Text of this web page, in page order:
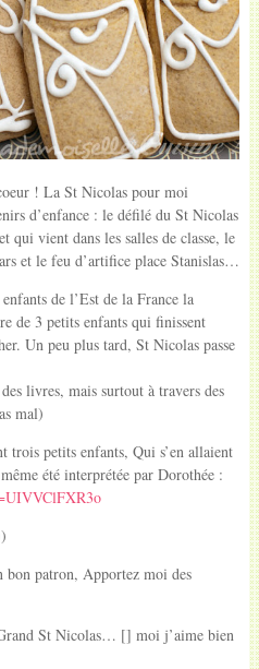
! La St Nicolas pour moi
d’enfance : le défilé du St Nicolas
qui vient dans les salles de classe, le
et le feu d’artifice place Stanislas…
de l’Est de la France la
de 3 petits enfants qui finissent
Un peu plus tard, St Nicolas passe
livres, mais surtout à travers des
mal)
petits enfants, Qui s’en allaient
été interprétée par Dorothée :
patron, Apportez moi des
St Nicolas… [] moi j’aime bien